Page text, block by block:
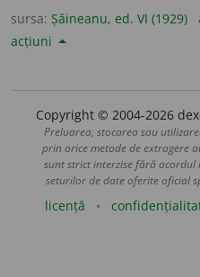
sursa: Șăineanu, ed. VI (1929)
acțiuni
Copyright © 2004-2026
Preluarea, stocarea sau
prin orice metode de extragere
sunt strict interzise fără acordul
seturilor de date oferite oficial
licență